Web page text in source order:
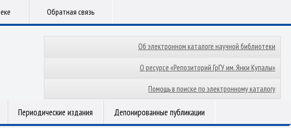
Обратная связь
Об электронном каталоге научной библиотеки
О ресурсе «Репозиторий ГрГУ им. Янки Купалы»
Помощь в поиске по электронному каталогу
Периодические издания Депонированные публикации